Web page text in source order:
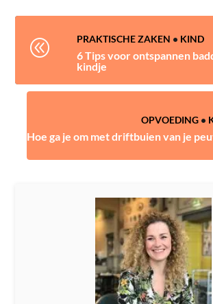
@ PRAKTISCHE ZAKEN • KIND
6 Tips voor ontspannen
kindje
OPVOEDING•
Hoe ga je om met driftbuien van je